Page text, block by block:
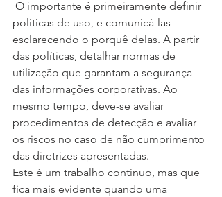
políticas de uso, e comunicá-las
esclarecendo o porquê delas. A partir
das políticas, detalhar normas de
utilização que garantam a segurança
das informações corporativas. Ao
mesmo tempo, deve-se avaliar
procedimentos de detecção e avaliar
os riscos no caso de não cumprimento
das diretrizes apresentadas.
Este é um trabalho contínuo, mas que
fica mais evidente quando uma